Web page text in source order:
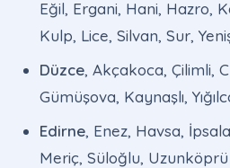
Eğil, Ergani, Hani, Hazro,
Kulp, Lice, Silvan, Sur,
Düzce, Akçakoca, Çilimli,
Gümüşova, Kaynaşlı,
Edirne, Enez, Havsa,
Meriç, Süloğlu, Uzunköprü